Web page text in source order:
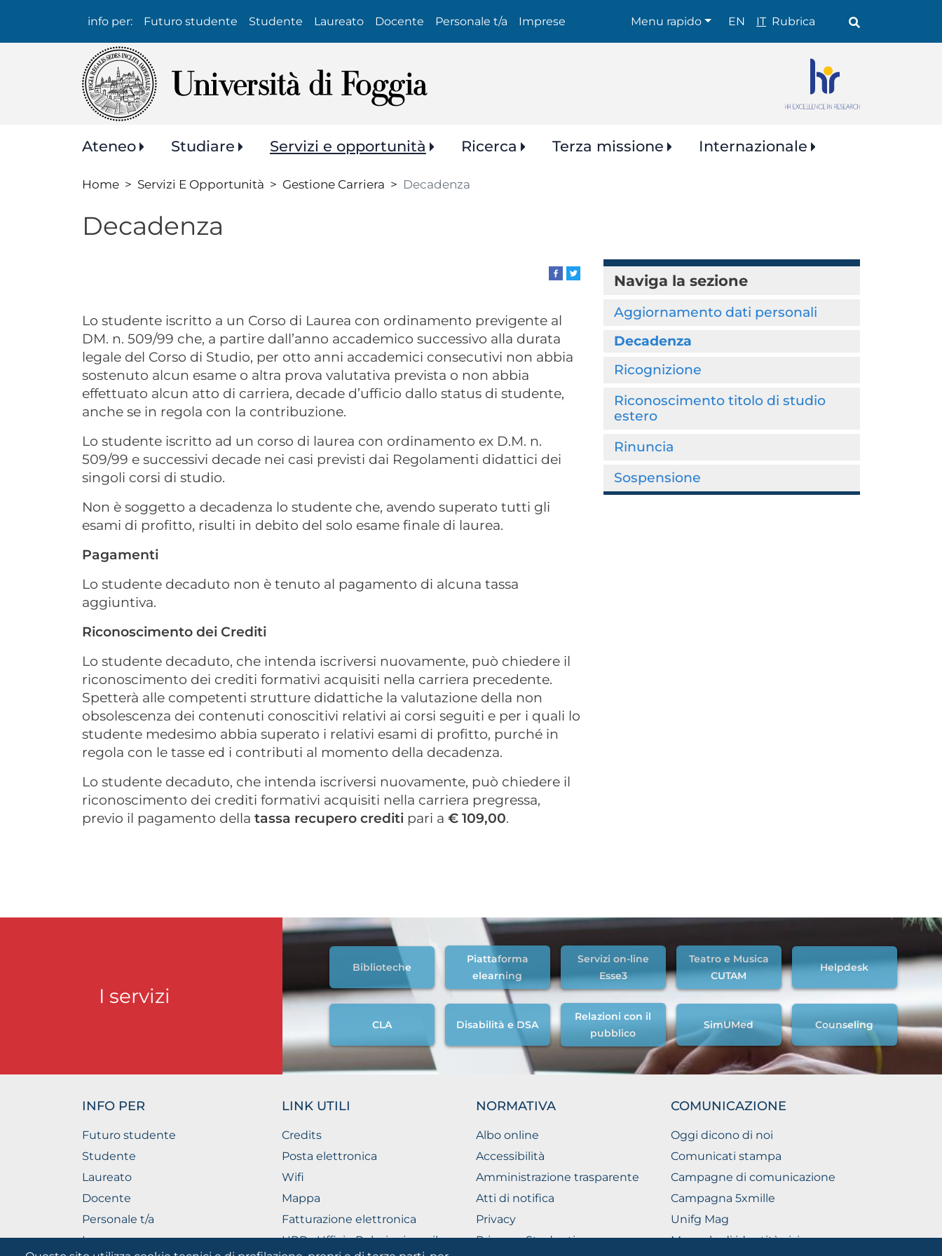
Info
per:
info per: Futuro studente Studente Laureato Docente Personale t/a Imprese Shortcuts
Menu rapido EN IT Rubrica
Navigazione
Ateneo Studiare Servizi e opportunità Ricerca Terza missione Internazionale
Home Servizi E Opportunità Gestione Carriera Decadenza
Decadenza
Lo studente iscritto a un Corso di Laurea con ordinamento previgente al
DM. n. 509/99 che, a partire dall’anno accademico successivo alla durata
legale del Corso di Studio, per otto anni accademici consecutivi non abbia
sostenuto alcun esame o altra prova valutativa prevista o non abbia
effettuato alcun atto di carriera, decade d’ufficio dallo status di studente,
anche se in regola con la contribuzione.
Lo studente iscritto ad un corso di laurea con ordinamento ex D.M. n.
509/99 e successivi decade nei casi previsti dai Regolamenti didattici dei
singoli corsi di studio.
Non è soggetto a decadenza lo studente che, avendo superato tutti gli
esami di profitto, risulti in debito del solo esame finale di laurea.
Pagamenti
Lo studente decaduto non è tenuto al pagamento di alcuna tassa
aggiuntiva.
Riconoscimento dei Crediti
Lo studente decaduto, che intenda iscriversi nuovamente, può chiedere il
riconoscimento dei crediti formativi acquisiti nella carriera precedente.
Spetterà alle competenti strutture didattiche la valutazione della non
obsolescenza dei contenuti conoscitivi relativi ai corsi seguiti e per i quali lo
studente medesimo abbia superato i relativi esami di profitto, purché in
regola con le tasse ed i contributi al momento della decadenza.
Lo studente decaduto, che intenda iscriversi nuovamente, può chiedere il
riconoscimento dei crediti formativi acquisiti nella carriera pregressa,
previo il pagamento della tassa recupero crediti pari a € 109,00.
Naviga la sezione
Aggiornamento dati personali
Decadenza
Ricognizione
Riconoscimento titolo di studio
estero
Rinuncia
Sospensione
I servizi
Biblioteche
Piattaforma
elearning
Servizi on-line
Esse3
Teatro e Musica
CUTAM
Helpdesk
CLA Disabilità e DSA
Relazioni con il
pubblico
SimUMed Counseling
INFO PER
Futuro studente
Studente
Laureato
Docente
Personale t/a
Imprese
LINK UTILI
Credits
Posta elettronica
Wifi
Mappa
Fatturazione elettronica
URP - Ufficio Relazioni con il
NORMATIVA
Albo online
Accessibilità
Amministrazione trasparente
Atti di notifica
Privacy
Privacy - Studenti
COMUNICAZIONE
Oggi dicono di noi
Comunicati stampa
Campagne di comunicazione
Campagna 5xmille
Unifg Mag
Manuale di identità visiva